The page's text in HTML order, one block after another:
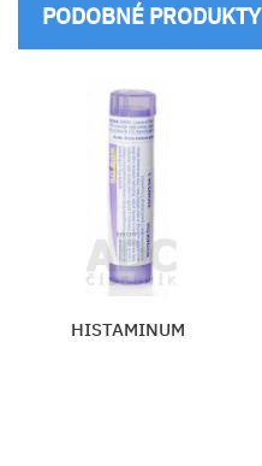
PODOBNÉ PRODUKTY
HISTAMINUM